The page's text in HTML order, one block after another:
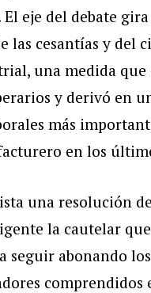
eje del debate
las cesantías y del
una medida que
y derivó en
más
en los
una resolución
la cautelar
seguir abonando
comprendidos